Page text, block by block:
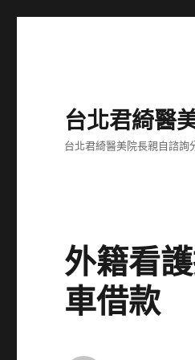
台北君綺醫
台北君綺醫美院長親自諮
外籍看
車借款